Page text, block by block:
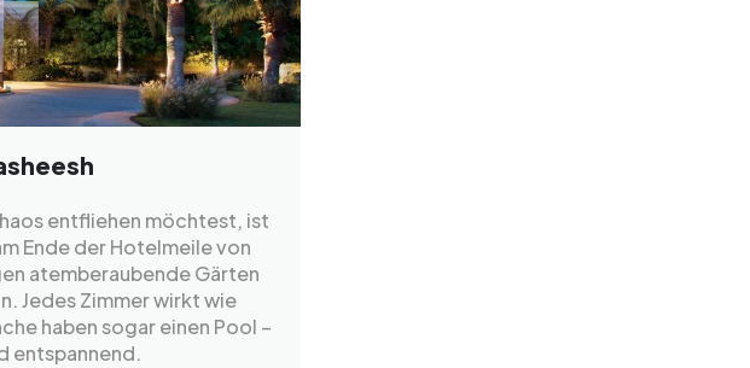
entfliehen möchtest, ist
Ende der Hotelmeile von
atemberaubende Gärten
Jedes Zimmer wirkt wie
haben sogar einen Pool –
entspannend.